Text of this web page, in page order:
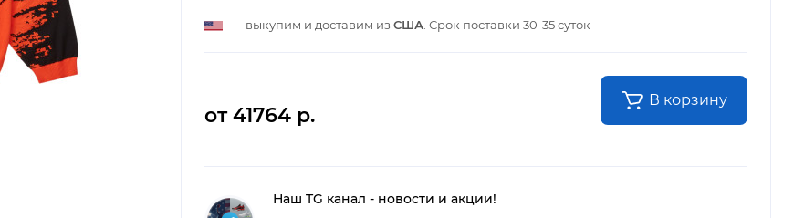
— выкупим и доставим из США . Срок поставки 30-35 суток
от 41764 р.
В корзину
Наш TG канал - новости и акции!